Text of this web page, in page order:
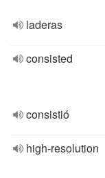
laderas
consisted
consistió
high-resolution